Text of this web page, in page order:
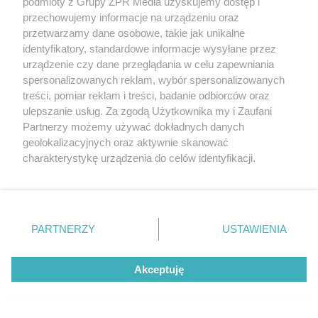
drugiej połowie meczu
ZOBACZ WIĘCEJ
przechowujemy informacje na urządzeniu oraz
przetwarzamy dane osobowe, takie jak unikalne
identyfikatory, standardowe informacje wysyłane przez
urządzenie czy dane przeglądania w celu zapewniania
spersonalizowanych reklam, wybór spersonalizowanych
treści, pomiar reklam i treści, badanie odbiorców oraz
ulepszanie usług. Za zgodą Użytkownika my i Zaufani
Partnerzy możemy używać dokładnych danych
geolokalizacyjnych oraz aktywnie skanować
charakterystykę urządzenia do celów identyfikacji.
zmienić/wycofać klikając przycisk ustawień prywatności
znajdujący się w lewym dolnym rogu strony
rodzaje przetwarzania danych nie wymagają zgody
użytkownika, ale masz prawo sprzeciwić się takiemu
przetwarzaniu. Preferencje będą miały zastosowanie tylko
PARTNERZY USTAWIENIA
Akceptuję